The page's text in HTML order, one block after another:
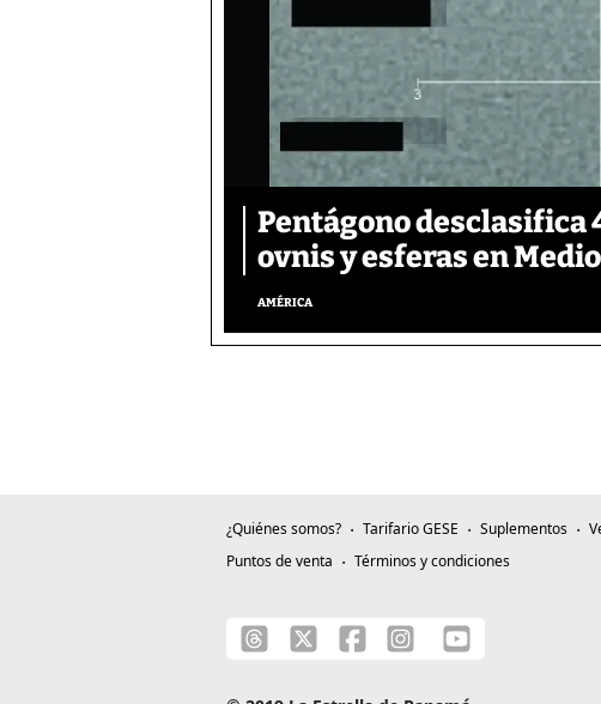
Pentágono desclasifica
ovnis y esferas en
AMÉRICA
¿Quiénes somos? Tarifario GESE Suplementos
Puntos de venta
Términos y condiciones